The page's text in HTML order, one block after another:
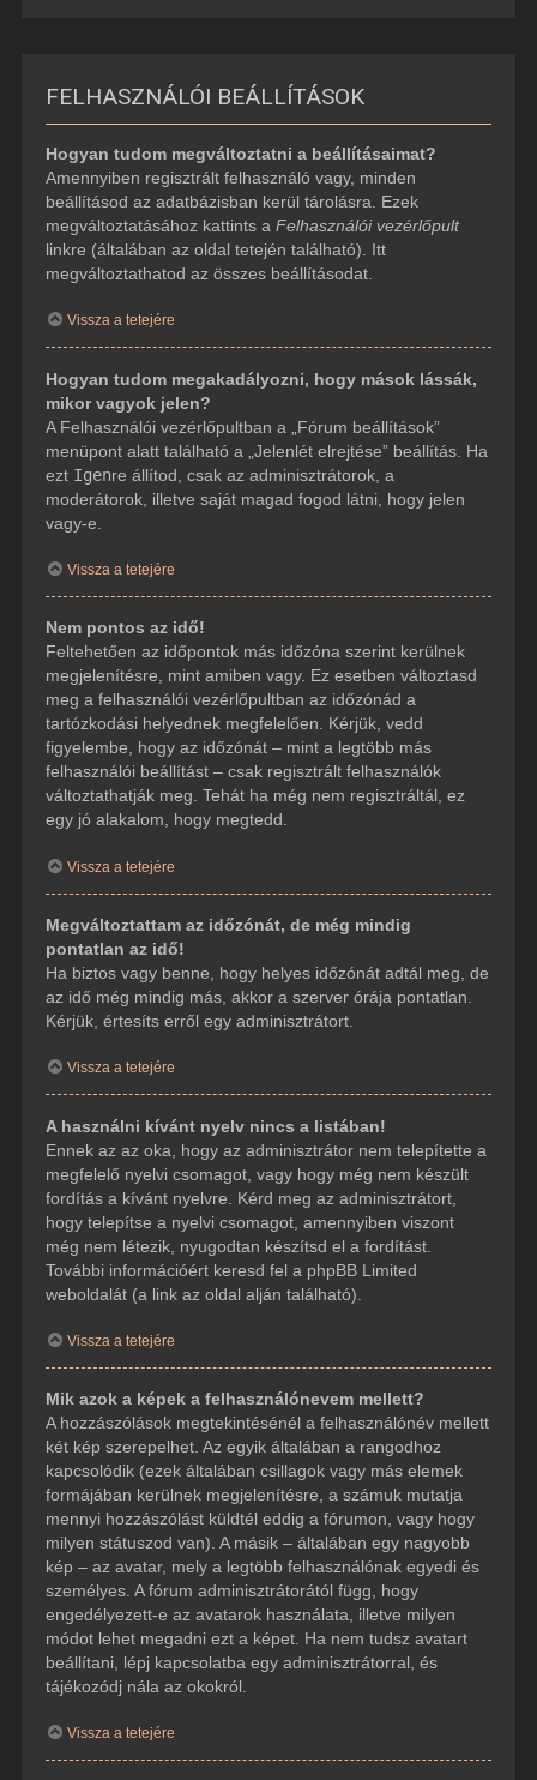
FELHASZNÁLÓI BEÁLLÍTÁSOK
Hogyan tudom megváltoztatni a beállításaimat?
Amennyiben regisztrált felhasználó vagy, minden
beállításod az adatbázisban kerül tárolásra. Ezek
megváltoztatásához kattints a Felhasználói vezérlőpult
linkre (általában az oldal tetején található). Itt
megváltoztathatod az összes beállításodat.
Vissza a tetejére
Hogyan tudom megakadályozni, hogy mások lássák,
mikor vagyok jelen?
A Felhasználói vezérlőpultban a „Fórum beállítások”
menüpont alatt található a „Jelenlét elrejtése” beállítás. Ha
ezt Igenre állítod, csak az adminisztrátorok, a
moderátorok, illetve saját magad fogod látni, hogy jelen
vagy-e.
Vissza a tetejére
Nem pontos az idő!
Feltehetően az időpontok más időzóna szerint kerülnek
megjelenítésre, mint amiben vagy. Ez esetben változtasd
meg a felhasználói vezérlőpultban az időzónád a
tartózkodási helyednek megfelelően. Kérjük, vedd
figyelembe, hogy az időzónát – mint a legtöbb más
felhasználói beállítást – csak regisztrált felhasználók
változtathatják meg. Tehát ha még nem regisztráltál, ez
egy jó alakalom, hogy megtedd.
Vissza a tetejére
Megváltoztattam az időzónát, de még mindig
pontatlan az idő!
Ha biztos vagy benne, hogy helyes időzónát adtál meg, de
az idő még mindig más, akkor a szerver órája pontatlan.
Kérjük, értesíts erről egy adminisztrátort.
Vissza a tetejére
A használni kívánt nyelv nincs a listában!
Ennek az az oka, hogy az adminisztrátor nem telepítette a
megfelelő nyelvi csomagot, vagy hogy még nem készült
fordítás a kívánt nyelvre. Kérd meg az adminisztrátort,
hogy telepítse a nyelvi csomagot, amennyiben viszont
még nem létezik, nyugodtan készítsd el a fordítást.
További információért keresd fel a phpBB Limited
weboldalát (a link az oldal alján található).
Vissza a tetejére
Mik azok a képek a felhasználónevem mellett?
A hozzászólások megtekintésénél a felhasználónév mellett
két kép szerepelhet. Az egyik általában a rangodhoz
kapcsolódik (ezek általában csillagok vagy más elemek
formájában kerülnek megjelenítésre, a számuk mutatja
mennyi hozzászólást küldtél eddig a fórumon, vagy hogy
milyen státuszod van). A másik – általában egy nagyobb
kép – az avatar, mely a legtöbb felhasználónak egyedi és
személyes. A fórum adminisztrátorától függ, hogy
engedélyezett-e az avatarok használata, illetve milyen
módot lehet megadni ezt a képet. Ha nem tudsz avatart
beállítani, lépj kapcsolatba egy adminisztrátorral, és
tájékozódj nála az okokról.
Vissza a tetejére